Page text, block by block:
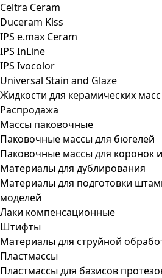
Celtra Ceram
Duceram Kiss
IPS e.max Ceram
IPS InLine
IPS Ivocolor
Universal Stain and Glaze
Жидкости для керамических масс
Распродажа
Массы паковочные
Паковочные массы для бюгелей
Паковочные массы для коронок
Материалы для дублирования
Материалы для подготовки
моделей
Лаки компенсационные
Штифты
Материалы для струйной
Пластмассы
Пластмассы для базисов